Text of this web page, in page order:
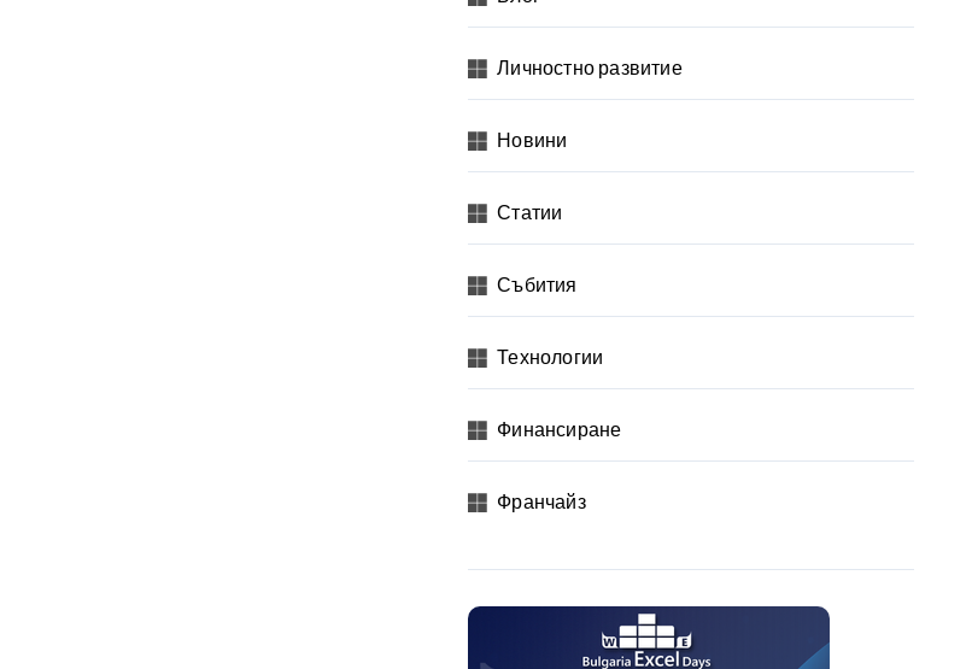
Личностно развитие
Новини
Статии
Събития
Технологии
Финансиране
Франчайз